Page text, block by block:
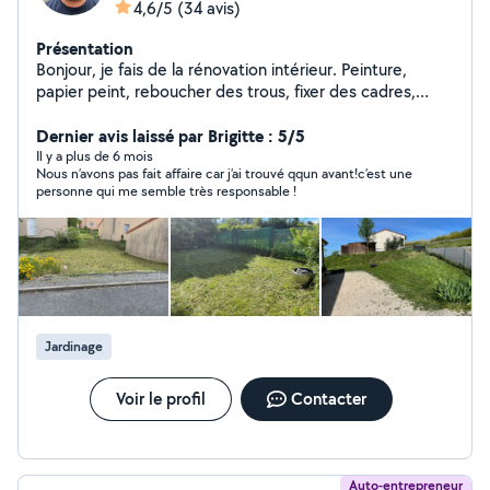
4,6/5 (34 avis)
Présentation
Bonjour, je fais de la rénovation intérieur. Peinture,
papier peint, reboucher des trous, fixer des cadres,
bosser 10ans étant monteur de meubles à Conforama)
livraisons en tout genre et de la tonte de pelouse. Pour
des raisons problématiques avec les critères du site,
merci de mettre votre numéro de téléphone à la suite
de votre message. Merci
Dernier avis laissé par Brigitte : 5/5
Il y a plus de 6 mois
Nous n’avons pas fait affaire car j’ai trouvé qqun avant!c’est une
personne qui me semble très responsable !
Jardinage
Voir le profil Contacter
Auto-entrepreneur